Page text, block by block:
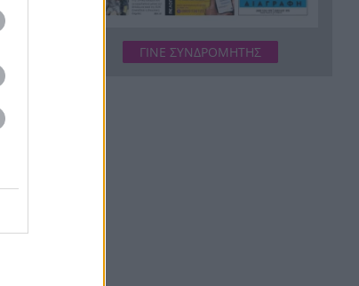
δασμούς Τραμπ:
δισεκατομμύρια δολάρια σε
επιχειρήσεις
ΓΙΝΕ ΣΥΝΔΡΟΜΗΤΗΣ